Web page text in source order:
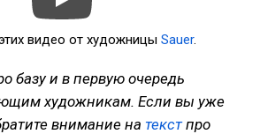
видео от художницы Sauer.
базу и в первую очередь
художникам. Если вы уже
внимание на текстпро